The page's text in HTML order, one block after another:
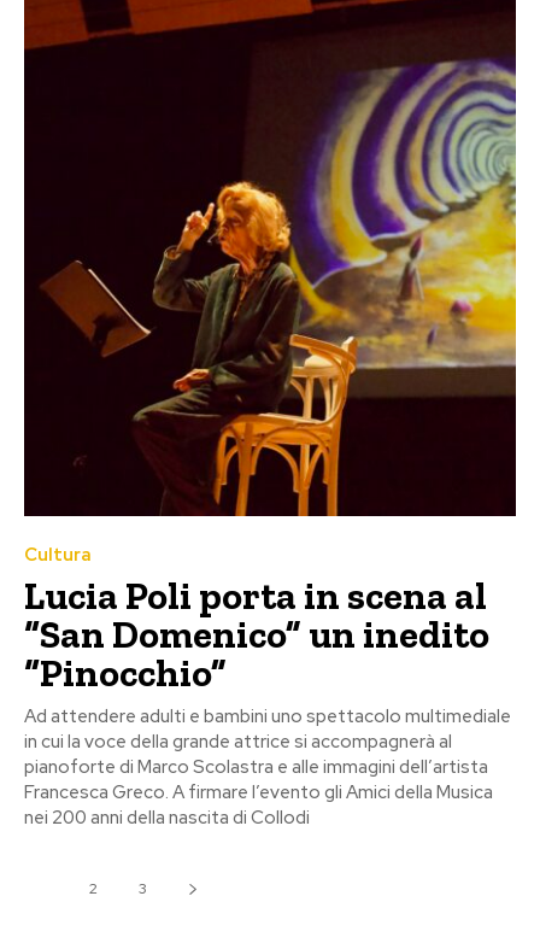
Cultura
Lucia Poli porta in scena al
“San Domenico” un inedito
“Pinocchio”
Ad attendere adulti e bambini uno spettacolo multimediale
in cui la voce della grande attrice si accompagnerà al
pianoforte di Marco Scolastra e alle immagini dell’artista
Francesca Greco. A firmare l’evento gli Amici della Musica
nei 200 anni della nascita di Collodi
2 3